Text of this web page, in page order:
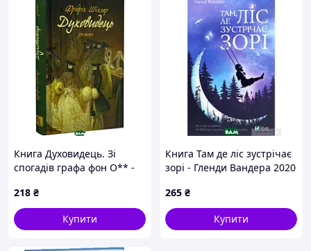
Книга Духовидець. Зі
спогадів графа фон О** -
218 ₴
Купити
Книга Там де ліс зустрічає
зорі - Гленди Вандера 2020
265 ₴
Купити